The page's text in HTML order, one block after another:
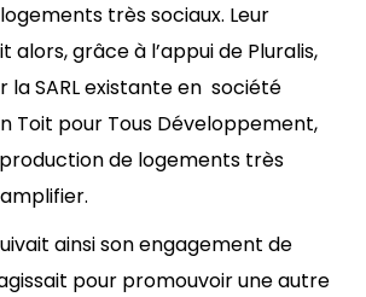
très sociaux. Leur
grâce à l’appui de Pluralis,
SARL existante en société
Toit pour Tous Développement,
de logements très
ainsi son engagement de
pour promouvoir une autre